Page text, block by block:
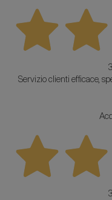
Servizio clienti efficace,